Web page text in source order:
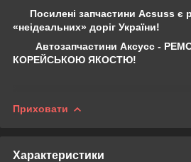
Посилені запчастини Acsuss
«неідеальних» доріг України!
Автозапчастини Аксусс -
КОРЕЙСЬКОЮ ЯКОСТЮ!
Приховати
Характеристики